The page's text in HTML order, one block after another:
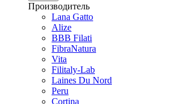
Производитель
Lana Gatto
Alize
BBB Filati
FibraNatura
Vita
Filitaly-Lab
Laines Du Nord
Peru
Cortina